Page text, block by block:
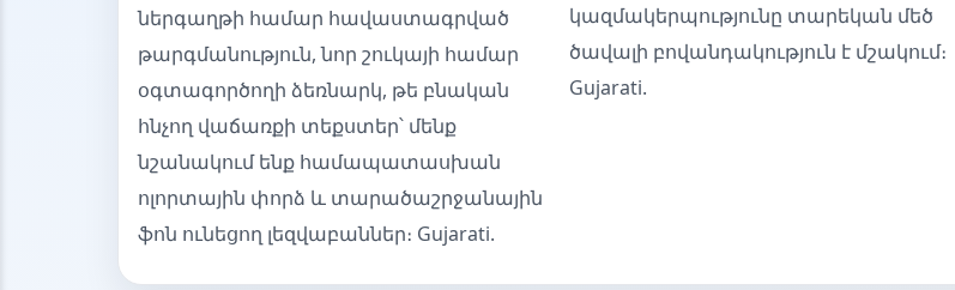
ներգաղթի համար հավաստագրված
թարգմանություն, նոր շուկայի համար
օգտագործողի ձեռնարկ, թե բնական
հնչող վաճառքի տեքստեր՝ մենք
նշանակում ենք համապատասխան
ոլորտային փորձ և տարածաշրջանային
ֆոն ունեցող լեզվաբաններ։ Gujarati.
կազմակերպությունը տարեկան մեծ
ծավալի բովանդակություն է մշակում։
Gujarati.